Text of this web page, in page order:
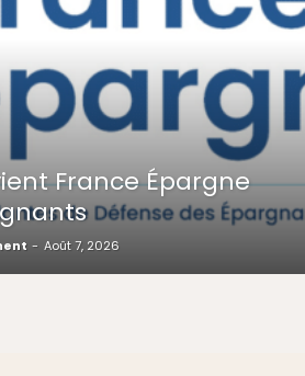
France Épargne
- Août 7, 2026